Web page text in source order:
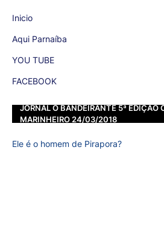
Inicio
Aqui Parnaíba
YOU TUBE
FACEBOOK
JORNAL O BANDEIRANTE 5ª EDIÇÃO
MARINHEIRO 24/03/2018
Ele é o homem de Pirapora?